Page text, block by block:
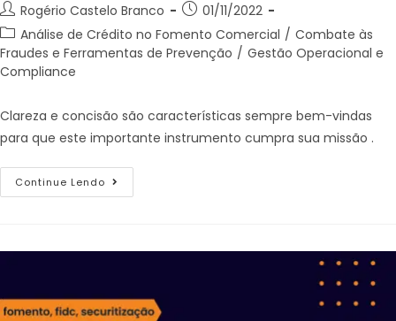
Rogério Castelo Branco
01/11/2022
Análise de Crédito no Fomento Comercial / Combate às
Fraudes e Ferramentas de Prevenção / Gestão Operacional e
Compliance
Clareza e concisão são características sempre bem-vindas
para que este importante instrumento cumpra sua missão .
Continue Lendo